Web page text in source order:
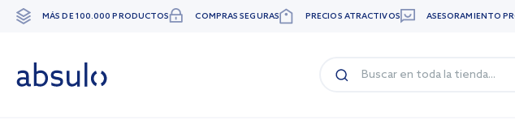
Ir
MÁS DE 100.000 PRODUCTOS COMPRAS SEGURAS PRECIOS ATRACTIVOS ASESORAMIENTO